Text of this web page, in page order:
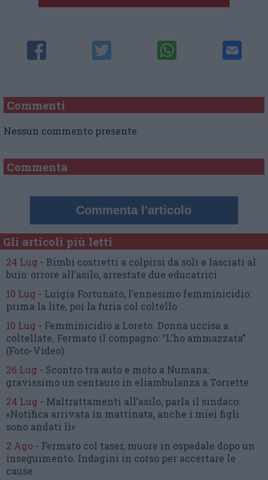
Commenti
Nessun commento presente
Commenta
Commenta l'articolo
Gli articoli più letti
24 Lug - Bimbi costretti a colpirsi da soli e lasciati al
buio: orrore all’asilo, arrestate due educatrici
10 Lug - Luigia Fortunato, l’ennesimo femminicidio:
prima la lite, poi la furia col coltello
10 Lug - Femminicidio a Loreto. Donna uccisa a
coltellate. Fermato il compagno: “L’ho ammazzata”
(Foto-Video)
26 Lug - Scontro tra auto e moto a Numana:
gravissimo un centauro in eliambulanza a Torrette
24 Lug - Maltrattamenti all’asilo, parla il sindaco:
«Notifica arrivata in mattinata, anche i miei figli
sono andati lì»
2 Ago - Fermato col taser, muore in ospedale dopo un
inseguimento. Indagini in corso per accertare le
cause